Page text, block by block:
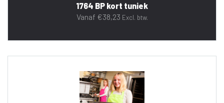
1764 BP kort tuniek
Vanaf €38,23 Excl. btw.